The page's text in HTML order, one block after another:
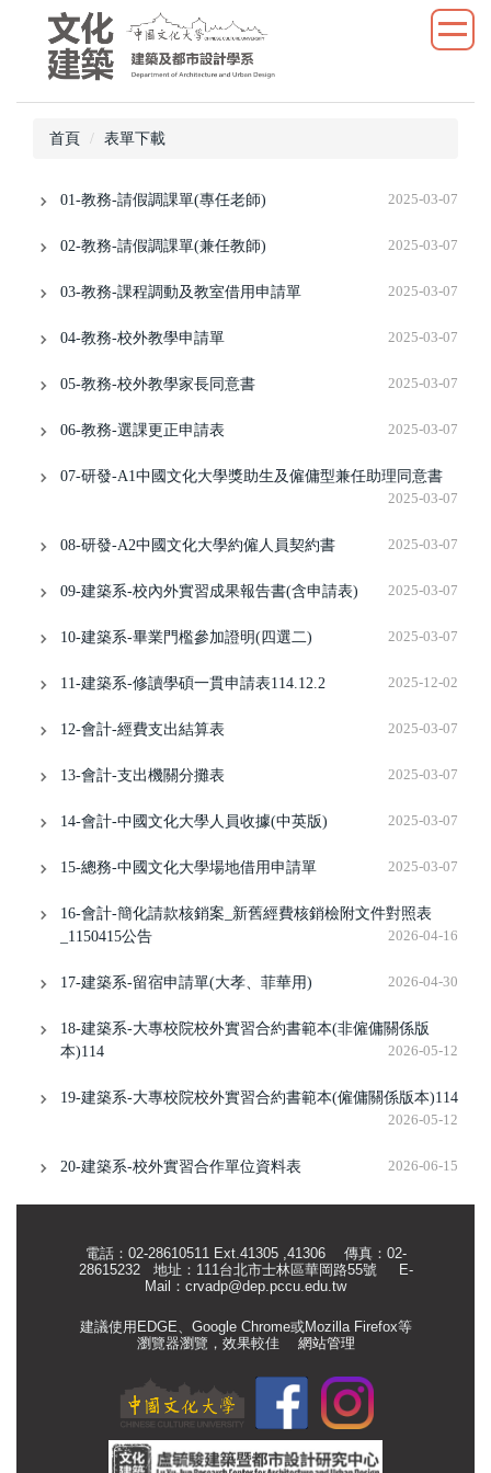
首頁 表單下載
01-教務-請假調課單(專任老師) 2025-03-07
02-教務-請假調課單(兼任教師) 2025-03-07
03-教務-課程調動及教室借用申請單 2025-03-07
04-教務-校外教學申請單 2025-03-07
05-教務-校外教學家長同意書 2025-03-07
06-教務-選課更正申請表 2025-03-07
07-研發-A1中國文化大學獎助生及僱傭型兼任助理同意書
2025-03-07
08-研發-A2中國文化大學約僱人員契約書 2025-03-07
09-建築系-校內外實習成果報告書(含申請表) 2025-03-07
10-建築系-畢業門檻參加證明(四選二) 2025-03-07
11-建築系-修讀學碩一貫申請表114.12.2 2025-12-02
12-會計-經費支出結算表 2025-03-07
13-會計-支出機關分攤表 2025-03-07
14-會計-中國文化大學人員收據(中英版) 2025-03-07
15-總務-中國文化大學場地借用申請單 2025-03-07
16-會計-簡化請款核銷案_新舊經費核銷檢附文件對照表
_1150415公告
2026-04-16
17-建築系-留宿申請單(大孝、菲華用) 2026-04-30
18-建築系-大專校院校外實習合約書範本(非僱傭關係版
本)114
2026-05-12
19-建築系-大專校院校外實習合約書範本(僱傭關係版本)114
2026-05-12
20-建築系-校外實習合作單位資料表 2026-06-15
電話：02-28610511 Ext.41305 ,41306 傳真：02-
28615232 地址：111台北市士林區華岡路55號
E-
Mail： crvadp@dep.pccu.edu.tw
建議使用EDGE、Google Chrome或Mozilla Firefox等
瀏覽器瀏覽，效果較佳 網站管理